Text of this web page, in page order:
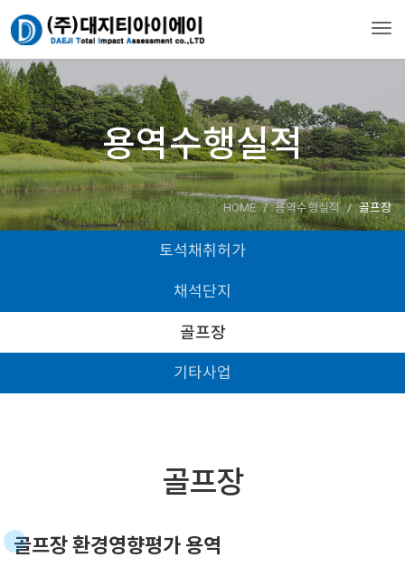
용역수행실적
HOME 용역수행실적 골프장
토석채취허가
채석단지
골프장
기타사업
골프장
골프장 환경영향평가 용역